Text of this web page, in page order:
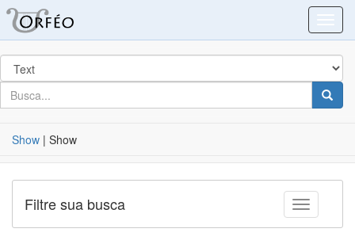
Procurar
em
por
busca Buscar
Show | Show
Toggle
Filtre sua busca